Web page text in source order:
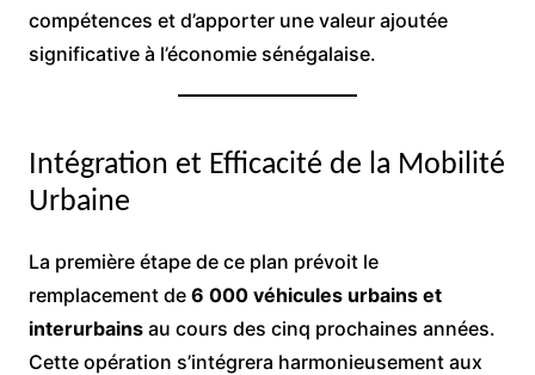
compétences et d’apporter une valeur ajoutée
significative à l’économie sénégalaise.
Intégration et Efficacité de la Mobilité
Urbaine
La première étape de ce plan prévoit le
remplacement de 6 000 véhicules urbains et
interurbainsau cours des cinq prochaines années.
Cette opération s’intégrera harmonieusement aux